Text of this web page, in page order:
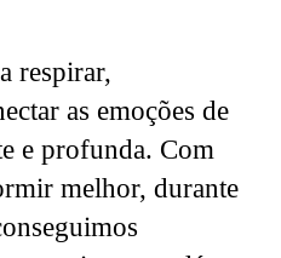
respirar,
as emoções de
e profunda. Com
melhor, durante